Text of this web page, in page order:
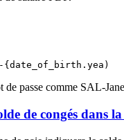
de passe comme SAL-
de congés dans